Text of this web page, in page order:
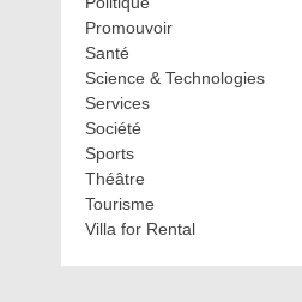
Promouvoir
Santé
Science & Technologies
Services
Société
Sports
Théâtre
Tourisme
Villa for Rental